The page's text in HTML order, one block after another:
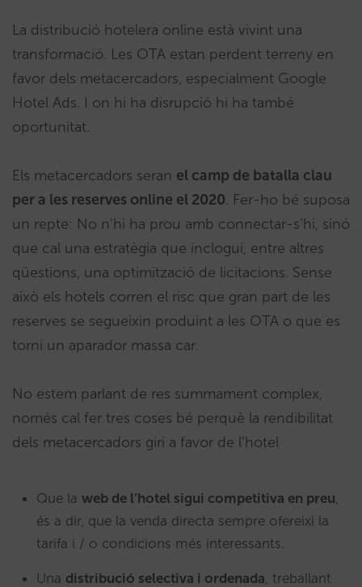
La distribució hotelera online està vivint una
transformació. Les OTA estan perdent terreny en
favor dels metacercadors, especialment Google
Hotel Ads. I on hi ha disrupció hi ha també
oportunitat.
Els metacercadors seran el camp de batalla clau
per a les reserves online el 2020. Fer-ho bé suposa
un repte: No n’hi ha prou amb connectar-s’hi, sinó
que cal una estratègia que inclogui, entre altres
qüestions, una optimització de licitacions. Sense
això els hotels corren el risc que gran part de les
reserves se segueixin produint a les OTA o que es
torni un aparador massa car.
No estem parlant de res summament complex,
només cal fer tres coses bé perquè la rendibilitat
dels metacercadors giri a favor de l’hotel
Que la web de l’hotel sigui competitiva en preu,
és a dir, que la venda directa sempre ofereixi la
tarifa i / o condicions més interessants.
Una distribució selectiva i ordenada, treballant